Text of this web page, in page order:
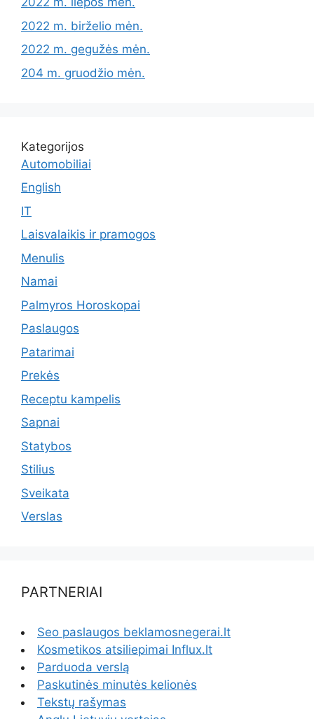
2022 m. birželio mėn.
2022 m. gegužės mėn.
204 m. gruodžio mėn.
Kategorijos
Automobiliai
English
IT
Laisvalaikis ir pramogos
Menulis
Namai
Palmyros Horoskopai
Paslaugos
Patarimai
Prekės
Receptu kampelis
Sapnai
Statybos
Stilius
Sveikata
Verslas
PARTNERIAI
Seo paslaugos beklamosnegerai.lt
Kosmetikos atsiliepimai Influx.lt
Parduoda verslą
Paskutinės minutės kelionės
Tekstų rašymas